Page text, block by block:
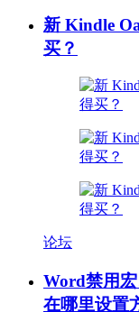
新 Kindle
买？
论坛
Word禁用
在哪里设置